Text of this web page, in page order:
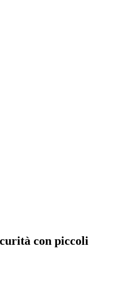
con piccoli